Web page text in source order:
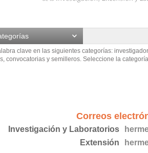
clave en las siguientes categorías:
convocatorias y semilleros. Seleccione la
Correos
Investigación y Laboratorios
Extensión